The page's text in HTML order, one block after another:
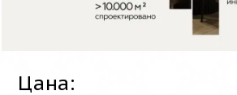
Цана: